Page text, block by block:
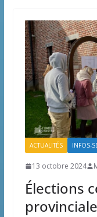
ACTUALITÉS INFOS-
13 octobre 2024
Élections